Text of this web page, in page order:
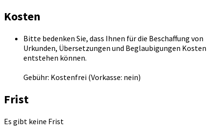
Kosten
Bitte bedenken Sie, dass Ihnen für die Beschaffung von
Urkunden, Übersetzungen und Beglaubigungen Kosten
entstehen können.
Gebühr: Kostenfrei (Vorkasse: nein)
Frist
Es gibt keine Frist